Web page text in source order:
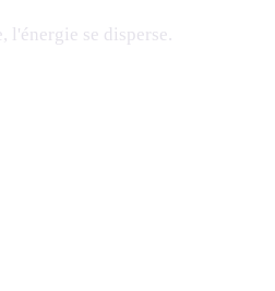
l'énergie se disperse.